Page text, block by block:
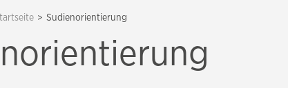
> Sudienorientierung